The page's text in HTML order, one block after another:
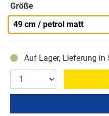
Größe
49 cm / petrol matt
Auf Lager, Lieferung in